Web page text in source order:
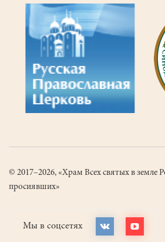
© 2017–2026, «Храм Всех святых в земле
просиявших»
Мы в соцсетях